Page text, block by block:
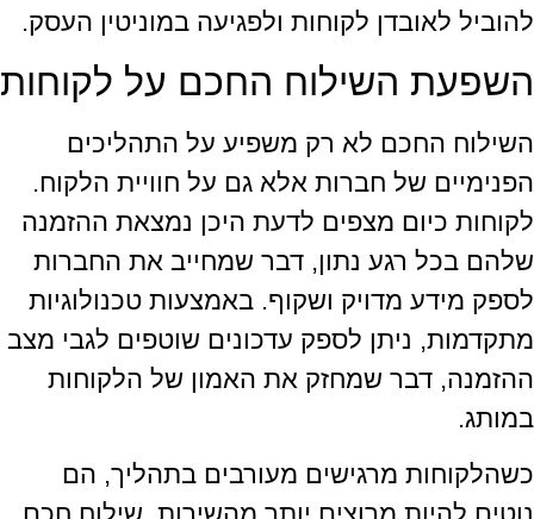
להוביל לאובדן לקוחות ולפגיעה במוניטין העסק.
השפעת השילוח החכם על לקוחות
השילוח החכם לא רק משפיע על התהליכים
הפנימיים של חברות אלא גם על חוויית הלקוח.
לקוחות כיום מצפים לדעת היכן נמצאת ההזמנה
שלהם בכל רגע נתון, דבר שמחייב את החברות
לספק מידע מדויק ושקוף. באמצעות טכנולוגיות
מתקדמות, ניתן לספק עדכונים שוטפים לגבי מצב
ההזמנה, דבר שמחזק את האמון של הלקוחות
במותג.
כשהלקוחות מרגישים מעורבים בתהליך, הם